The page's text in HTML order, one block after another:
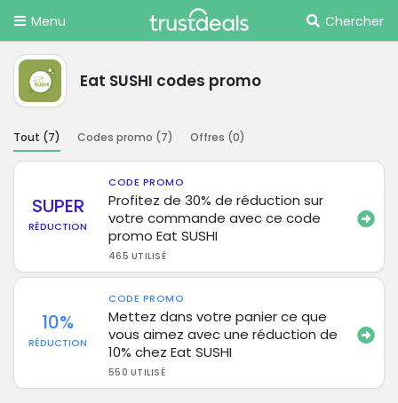
Menu Chercher
Eat SUSHI codes promo
Tout (7) Codes promo (7) Offres (0)
SUPER
RÉDUCTION
CODE PROMO
Profitez de 30% de réduction sur
votre commande avec ce code
promo Eat SUSHI
465 UTILISÉ
10%
RÉDUCTION
CODE PROMO
Mettez dans votre panier ce que
vous aimez avec une réduction de
10% chez Eat SUSHI
550 UTILISÉ